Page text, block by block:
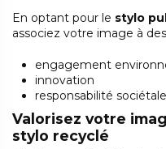
En optant pour le stylo
associez votre image à
engagement
innovation
responsabilité sociétale
Valorisez votre
stylo recyclé